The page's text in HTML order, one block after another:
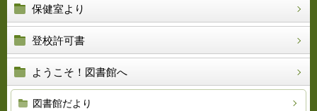
保健室より
登校許可書
ようこそ！図書館へ
図書館だより